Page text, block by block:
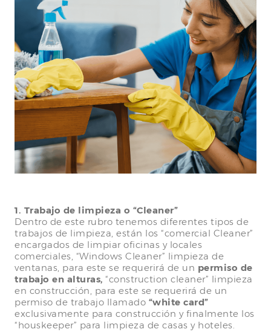
1. Trabajo de limpieza o “Cleaner”
Dentro de este rubro tenemos diferentes tipos de
trabajos de limpieza, están los “comercial Cleaner”
encargados de limpiar oficinas y locales
comerciales, “Windows Cleaner” limpieza de
ventanas, para este se requerirá de un permiso de
trabajo en alturas, “construction cleaner” limpieza
en construcción, para este se requerirá de un
permiso de trabajo llamado “white card”
exclusivamente para construcción y finalmente los
“houskeeper” para limpieza de casas y hoteles.